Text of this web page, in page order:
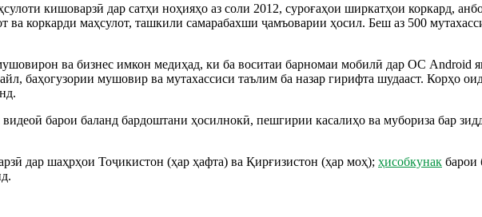
кишоварзӣ дар сатҳи ноҳияҳо аз соли 2012, суроғаҳои ширкатҳои коркард,
ва коркарди маҳсулот, ташкили самарабахши ҷамъоварии ҳосил. Беш аз 500
ва бизнес имкон медиҳад, ки ба воситаи барномаи мобилӣ дар ОС Android
баҳогузории мушовир ва мутахассиси таълим ба назар гирифта шудааст. Корҳо
барои баланд бардоштани ҳосилнокӣ, пешгирии касалиҳо ва мубориза бар
дар шаҳрҳои Тоҷикистон (ҳар ҳафта) ва Қирғизистон (ҳар моҳ); ҳисобкунак барои